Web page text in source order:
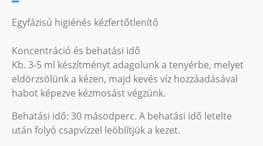
Egyfázisú higiénés kézfertőtlenítő
Koncentráció és behatási idő
Kb. 3-5 ml készítményt adagolunk a tenyérbe, melyet
eldörzsölünk a kézen, majd kevés víz hozzáadásával
habot képezve kézmosást végzünk.
Behatási idő: 30 másodperc. A behatási idő letelte
után folyó csapvízzel leöblítjük a kezet.